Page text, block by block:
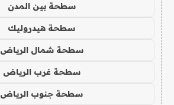
سطحة بين المدن
سطحة هيدروليك
سطحة شمال الرياض
سطحة غرب الرياض
سطحة جنوب الرياض